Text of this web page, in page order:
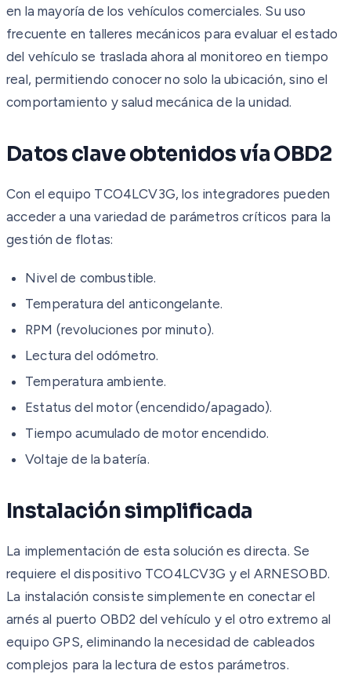
en la mayoría de los vehículos comerciales. Su uso
frecuente en talleres mecánicos para evaluar el estado
del vehículo se traslada ahora al monitoreo en tiempo
real, permitiendo conocer no solo la ubicación, sino el
comportamiento y salud mecánica de la unidad.
Datos clave obtenidos vía OBD2
Con el equipo TCO4LCV3G, los integradores pueden
acceder a una variedad de parámetros críticos para la
gestión de flotas:
Nivel de combustible.
Temperatura del anticongelante.
RPM (revoluciones por minuto).
Lectura del odómetro.
Temperatura ambiente.
Estatus del motor (encendido/apagado).
Tiempo acumulado de motor encendido.
Voltaje de la batería.
Instalación simplificada
La implementación de esta solución es directa. Se
requiere el dispositivo TCO4LCV3G y el ARNESOBD.
La instalación consiste simplemente en conectar el
arnés al puerto OBD2 del vehículo y el otro extremo al
equipo GPS, eliminando la necesidad de cableados
complejos para la lectura de estos parámetros.